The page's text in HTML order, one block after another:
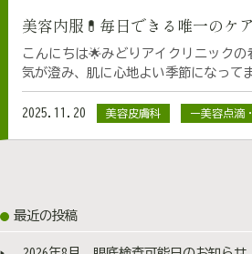
美容内服💊毎日できる唯一のケ
こんにちは🌟みどりアイクリニックの
気が澄み、肌に心地よい季節になって
外線も弱まり、美肌ケアを始めるベス
🎶 ただ、美容皮膚科まで行くのはち
は美容内服の種類や効果など、詳しく
ので最後までご覧になってください☺︎ 🍀美容内
とは 肌荒れ、くすみ、ニキビ、シミな
2025.11.20 美容皮膚科 ー美容点滴
最近の投稿